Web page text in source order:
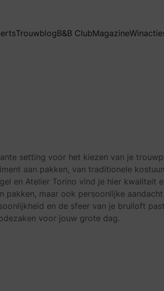
TrouwblogB&B ClubMagazine
setting voor het kiezen van je
aan pakken, van traditionele
en Atelier Torino vind je hier kwaliteit
pakken, maar ook persoonlijke
en de sfeer van je bruiloft
voor jouw grote dag.